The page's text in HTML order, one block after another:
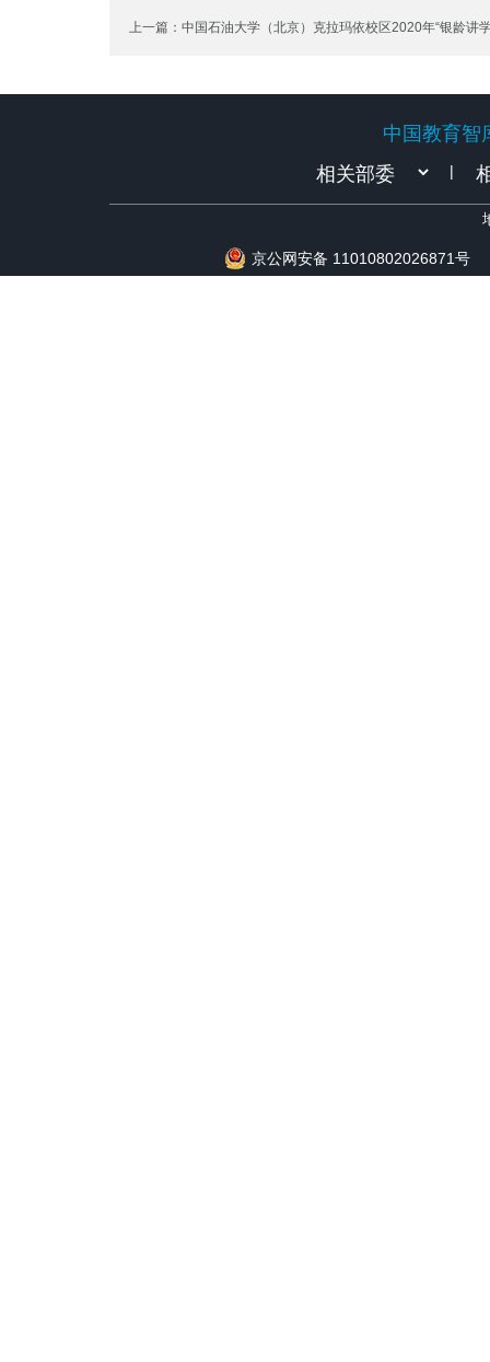
上一篇：中国石油大学（北京）克拉玛依校区2020年“银龄讲
中国教育智
|
京公网安备 11010802026871号